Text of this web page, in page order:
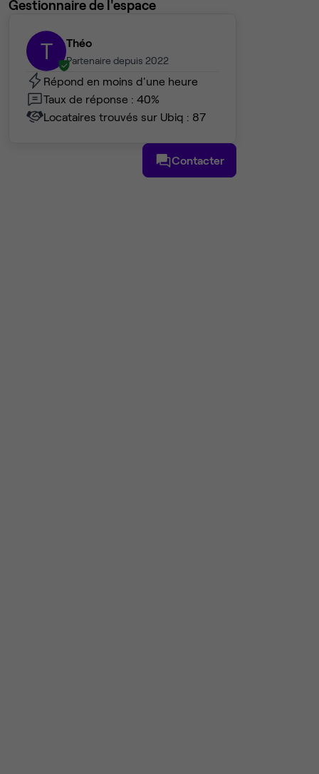
Gestionnaire de l'espace
T Théo
Partenaire depuis 2022
Répond en moins d'une heure
Taux de réponse : 40%
Locataires trouvés sur Ubiq : 87
Contacter